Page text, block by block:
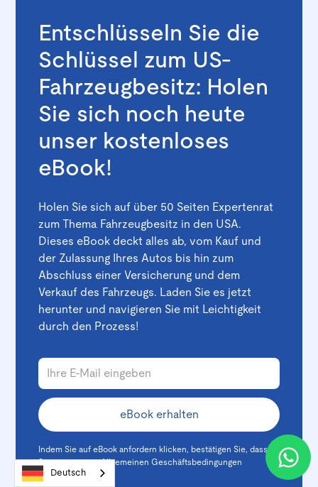
Entschlüsseln Sie die
Schlüssel zum US-
Fahrzeugbesitz: Holen
Sie sich noch heute
unser kostenloses
eBook!
Holen Sie sich auf über 50 Seiten Expertenrat
zum Thema Fahrzeugbesitz in den USA.
Dieses eBook deckt alles ab, vom Kauf und
der Zulassung Ihres Autos bis hin zum
Abschluss einer Versicherung und dem
Verkauf des Fahrzeugs. Laden Sie es jetzt
herunter und navigieren Sie mit Leichtigkeit
durch den Prozess!
Indem Sie auf eBook anfordern klicken, bestätigen Sie, dass
Sie mit unserenAllgemeinen Geschäftsbedingungen
einverstanden sind.
Deutsch